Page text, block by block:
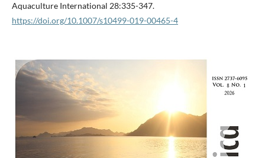
Aquaculture International 28:335-347.
https://doi.org/10.1007/s10499-019-00465-4